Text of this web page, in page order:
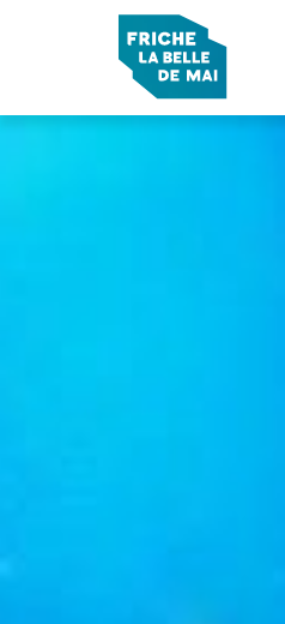
Panneau de gestion des cookies